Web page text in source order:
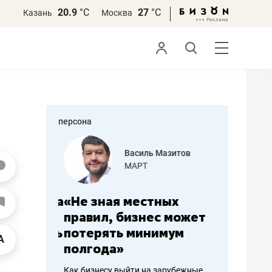
Казань 20.9 °С Москва 27 °С
персона
работа
Василь Мазитов
МАРТ
«Не зная местных
правил, бизнес может
потерять минимум
полгода»